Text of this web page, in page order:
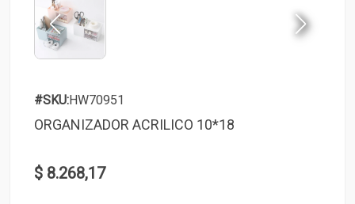
#SKU:HW70951
ORGANIZADOR ACRILICO 10*18
$ 8.268,17